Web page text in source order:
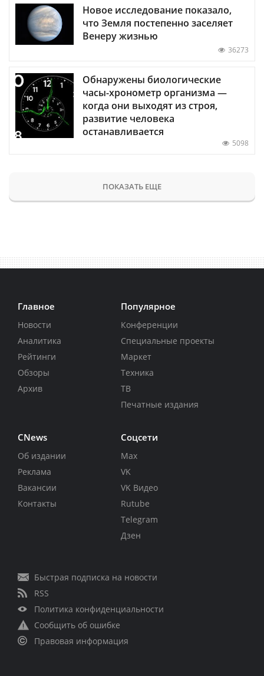
Новое исследование показало,
что Земля постепенно заселяет
Венеру жизнью
36273
Обнаружены биологические
часы-хронометр организма —
когда они выходят из строя,
развитие человека
останавливается
5098
ПОКАЗАТЬ ЕЩЕ
Главное
Новости
Аналитика
Рейтинги
Обзоры
Архив
Популярное
Конференции
Специальные проекты
Маркет
Техника
ТВ
Печатные издания
CNews
Об издании
Реклама
Вакансии
Контакты
Соцсети
Max
VK
VK Видео
Rutube
Telegram
Дзен
Быстрая подписка на новости
RSS
Политика конфиденциальности
Сообщить об ошибке
Правовая информация